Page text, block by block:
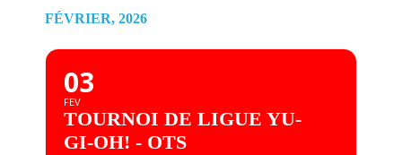
FÉVRIER, 2026
03
FEV
TOURNOI DE LIGUE YU-
GI-OH! - OTS